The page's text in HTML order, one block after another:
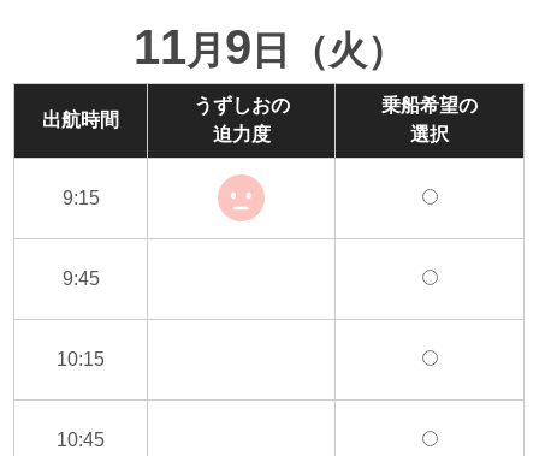
11月 9 日（火）
出航時間
うずしおの
迫力度
乗船希望の
選択
9:15
9:45
10:15
10:45